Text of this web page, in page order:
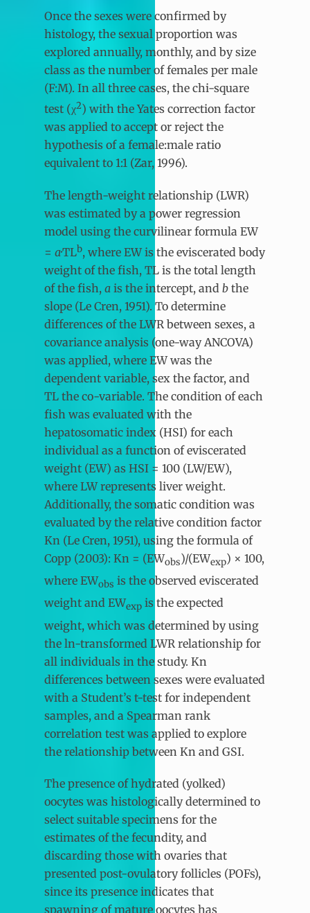
Once the sexes were confirmed by
histology, the sexual proportion was
explored annually, monthly, and by size
class as the number of females per male
(F:M). In all three cases, the chi-square
test (χ2) with the Yates correction factor
was applied to accept or reject the
hypothesis of a female:male ratio
equivalent to 1:1 (Zar, 1996).
The length-weight relationship (LWR)
was estimated by a power regression
model using the curvilinear formula EW
= a·TLb, where EW is the eviscerated body
weight of the fish, TL is the total length
of the fish, a is the intercept, and b the
slope (Le Cren, 1951). To determine
differences of the LWR between sexes, a
covariance analysis (one-way ANCOVA)
was applied, where EW was the
dependent variable, sex the factor, and
TL the co-variable. The condition of each
fish was evaluated with the
hepatosomatic index (HSI) for each
individual as a function of eviscerated
weight (EW) as HSI = 100 (LW/EW),
where LW represents liver weight.
Additionally, the somatic condition was
evaluated by the relative condition factor
Kn (Le Cren, 1951), using the formula of
Copp (2003): Kn = (EWobs)/(EWexp) × 100,
where EWobs is the observed eviscerated
weight and EWexp is the expected
weight, which was determined by using
the ln-transformed LWR relationship for
all individuals in the study. Kn
differences between sexes were evaluated
with a Student’s t-test for independent
samples, and a Spearman rank
correlation test was applied to explore
the relationship between Kn and GSI.
The presence of hydrated (yolked)
oocytes was histologically determined to
select suitable specimens for the
estimates of the fecundity, and
discarding those with ovaries that
presented post-ovulatory follicles (POFs),
since its presence indicates that
spawning of mature oocytes has